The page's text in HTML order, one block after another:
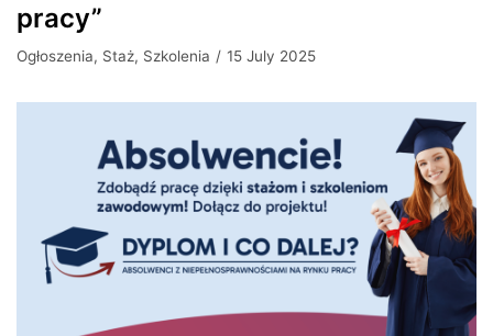
pracy”
Ogłoszenia, Staż, Szkolenia 15 July 2025